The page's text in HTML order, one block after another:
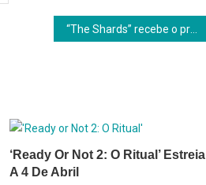
‘Ready Or Not 2: O Ritual’ Estreia
A 4 De Abril